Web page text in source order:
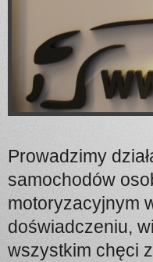
Prowadzimy
samochodów
motoryzacyjnym
doświadczeniu,
wszystkim chęci